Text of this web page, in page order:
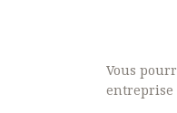
Vous
entreprise